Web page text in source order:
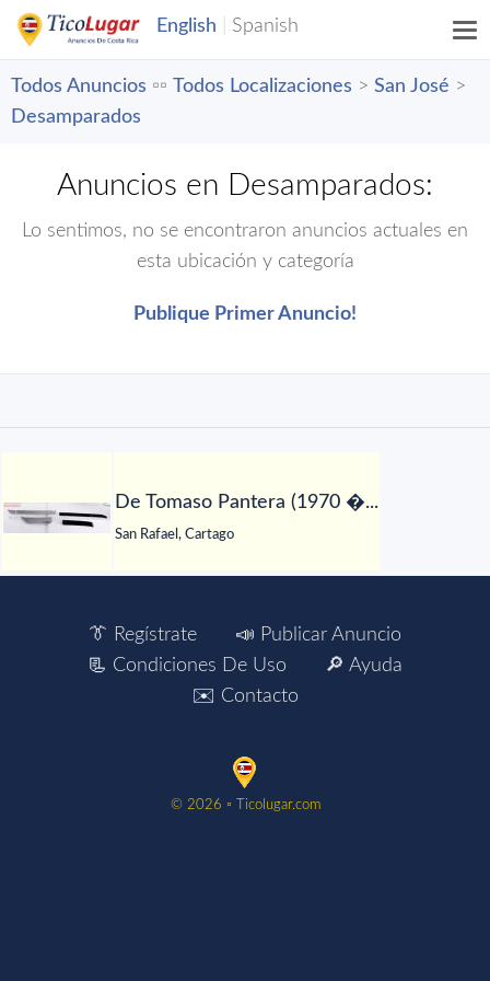
Todos Anuncios ▫️▫️ Todos Localizaciones > San José >
Desamparados
Anuncios en Desamparados:
Lo sentimos, no se encontraron anuncios actuales en
esta ubicación y categoría
Publique Primer Anuncio!
De Tomaso Pantera (1970 �...
San Rafael, Cartago
👔 Regístrate
📣 Publicar Anuncio
📃 Condiciones De Uso
🔎 Ayuda
✉️ Contacto
©️ 2026 ▫️ Ticolugar.com